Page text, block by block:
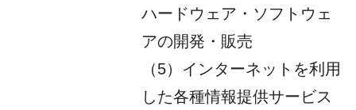
ハードウェア・ソフトウェ
アの開発・販売
（5）インターネットを利用
した各種情報提供サービス